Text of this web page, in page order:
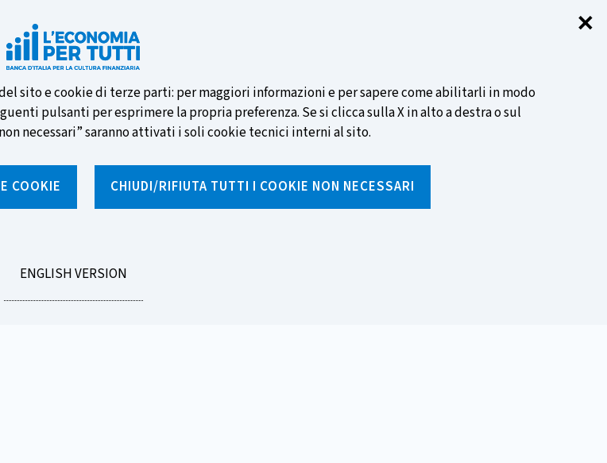
✕
sito e cookie di terze parti: per maggiori informazioni e per sapere come abilitarli in modo
pulsanti per esprimere la propria preferenza. Se si clicca sulla X in alto a destra o sul
necessari” saranno attivati i soli cookie tecnici interni al sito.
COOKIE CHIUDI/RIFIUTA TUTTI I COOKIE NON NECESSARI
GO
ENGLISH VERSION
e vota la tua
SCOPRI DI PIÙ
Inserisci
testo